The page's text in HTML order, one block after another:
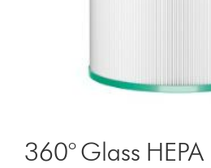
360° Glass